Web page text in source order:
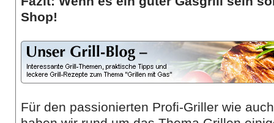
Shop!
Für den passionierten Profi-Griller wie